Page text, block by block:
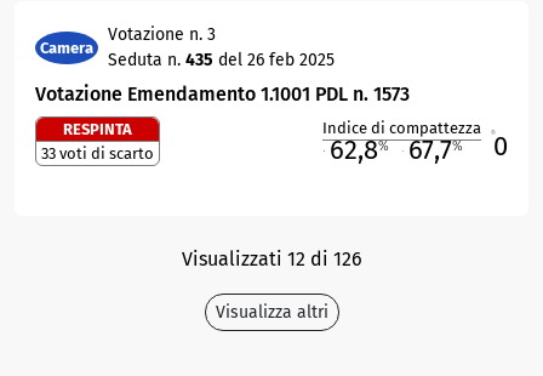
Camera
Votazione n. 3
Seduta n. 435 del 26 feb 2025
Votazione Emendamento 1.1001 PDL n. 1573
RESPINTA
33 voti di scarto
Indice di compattezza
62,8% 67,7% 0
Visualizzati 12 di 126
Visualizza altri